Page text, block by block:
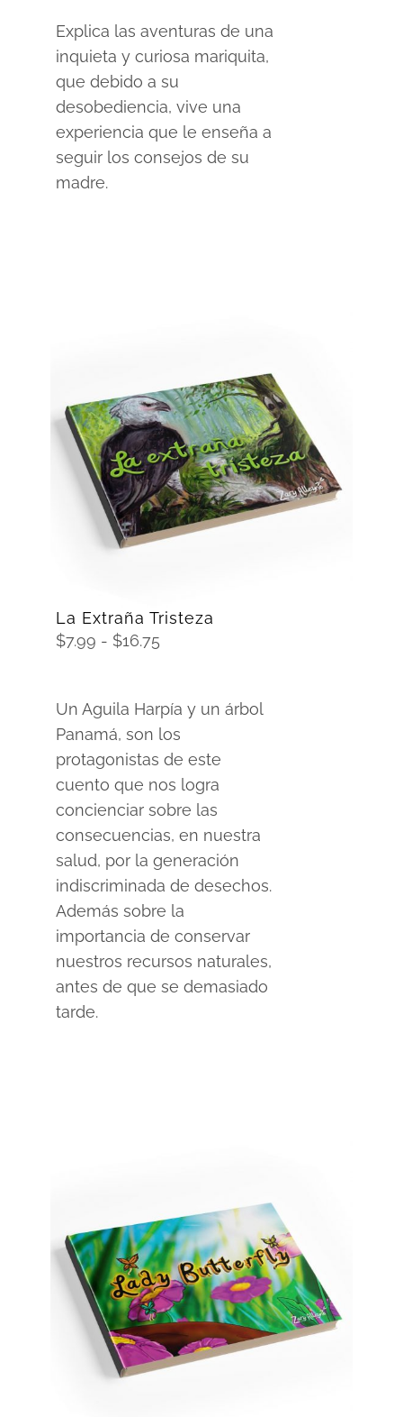
desde
$7.99
hasta
$16.75
Explica las aventuras de una
inquieta y curiosa mariquita,
que debido a su
desobediencia, vive una
experiencia que le enseña a
seguir los consejos de su
madre.
SELECCIONAR OPCIONES
/
DETAILS
La Extraña Tristeza
$7.99 - $16.75
desde
$7.99
hasta
$16.75
Un Aguila Harpía y un árbol
Panamá, son los
protagonistas de este
cuento que nos logra
concienciar sobre las
consecuencias, en nuestra
salud, por la generación
indiscriminada de desechos.
Además sobre la
importancia de conservar
nuestros recursos naturales,
antes de que se demasiado
tarde.
SELECCIONAR OPCIONES
/
DETAILS